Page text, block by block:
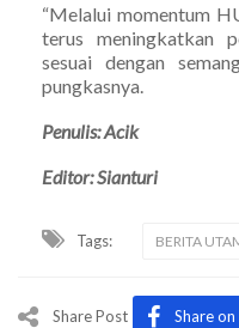
“Melalui momentum
terus meningkatkan
sesuai dengan
pungkasnya.
Penulis: Acik
Editor: Sianturi
Tags: BERITA
Share Post Share